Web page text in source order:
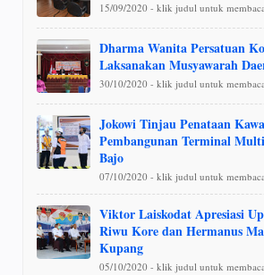
15/09/2020 - klik judul untuk
Dharma Wanita Persatuan
Laksanakan Musyawarah
30/10/2020 - klik judul untuk
Jokowi Tinjau Penataan
Pembangunan Terminal
Bajo
07/10/2020 - klik judul untuk
Viktor Laiskodat Apresiasi
Riwu Kore dan Hermanus
Kupang
05/10/2020 - klik judul untuk